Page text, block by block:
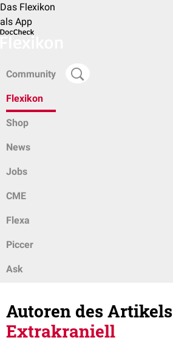
Das Flexikon
als App
Community
Flexikon
Shop
News
Jobs
CME
Flexa
Piccer
Ask
Autoren des Artikels
Extrakraniell